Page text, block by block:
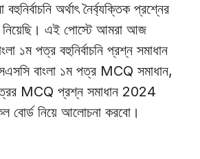
অর্থাৎ নৈর্ব্যক্তিক প্রশ্নের
নিয়েছি। এই পোস্টে আমরা আজ
১ম পত্র বহুনির্বাচনি প্রশ্ন সমাধান
বাংলা ১ম পত্র MCQ সমাধান,
MCQ প্রশ্ন সমাধান 2024
বোর্ড নিয়ে আলোচনা করবো।